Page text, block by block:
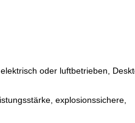
oder luftbetrieben,
explosionssichere,